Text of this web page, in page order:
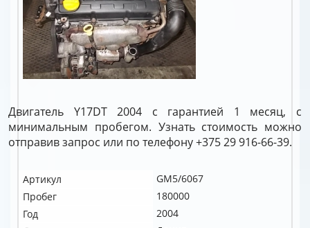
Двигатель Y17DT 2004 с гарантией 1 месяц, с
минимальным пробегом. Узнать стоимость можно
отправив запрос или по телефону +375 29 916-66-39.
Артикул
GM5/6067
Пробег
180000
Год
2004